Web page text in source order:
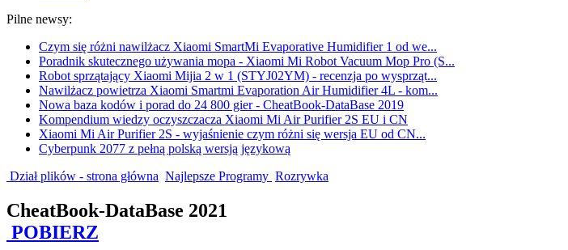
Pilne newsy:
Czym się różni nawilżacz Xiaomi SmartMi Evaporative Humidifier 1 od we...
Poradnik skutecznego używania mopa - Xiaomi Mi Robot Vacuum Mop Pro (S...
Robot sprzątający Xiaomi Mijia 2 w 1 (STYJ02YM) - recenzja po wysprząt...
Nawilżacz powietrza Xiaomi Smartmi Evaporation Air Humidifier 4L - kom...
Nowa baza kodów i porad do 24 800 gier - CheatBook-DataBase 2019
Kompendium wiedzy oczyszczacza Xiaomi Mi Air Purifier 2S EU i CN
Xiaomi Mi Air Purifier 2S - wyjaśnienie czym różni się wersja EU od CN...
Cyberpunk 2077 z pełną polską wersją językową
Dział plików - strona główna Najlepsze Programy Rozrywka
CheatBook-DataBase 2021
POBIERZ